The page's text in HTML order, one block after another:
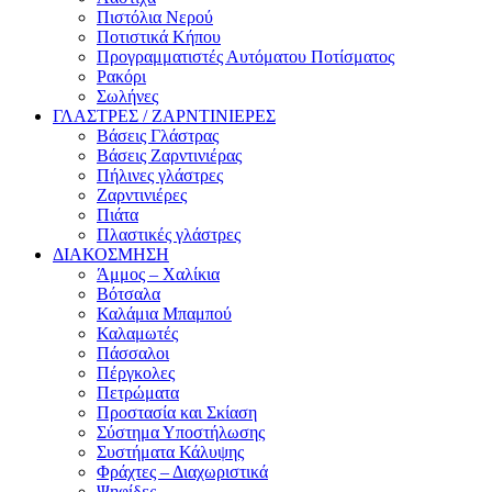
Πιστόλια Νερού
Ποτιστικά Κήπου
Προγραμματιστές Αυτόματου Ποτίσματος
Ρακόρι
Σωλήνες
ΓΛΑΣΤΡΕΣ / ΖΑΡΝΤΙΝΙΕΡΕΣ
Βάσεις Γλάστρας
Βάσεις Ζαρντινιέρας
Πήλινες γλάστρες
Ζαρντινιέρες
Πιάτα
Πλαστικές γλάστρες
ΔΙΑΚΟΣΜΗΣΗ
Άμμος – Χαλίκια
Βότσαλα
Καλάμια Μπαμπού
Καλαμωτές
Πάσσαλοι
Πέργκολες
Πετρώματα
Προστασία και Σκίαση
Σύστημα Υποστήλωσης
Συστήματα Κάλυψης
Φράχτες – Διαχωριστικά